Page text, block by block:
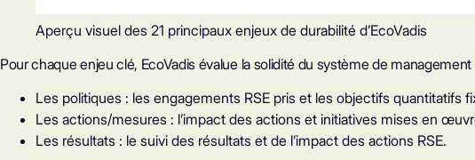
Aperçu visuel des 21 principaux enjeux de durabilité d’EcoVadis
Pour chaque enjeu clé, EcoVadis évalue la solidité du système de
Les politiques : les engagements RSE pris et les objectifs quantitatifs
Les actions/mesures : l’impact des actions et initiatives mises en
Les résultats : le suivi des résultats et de l’impact des actions RSE.